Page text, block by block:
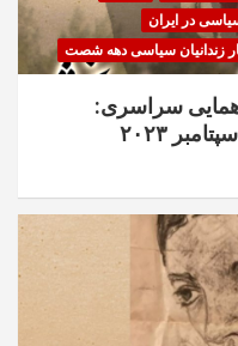
در ایران
زندانیان سیاسی دهه شصت
سراسری: